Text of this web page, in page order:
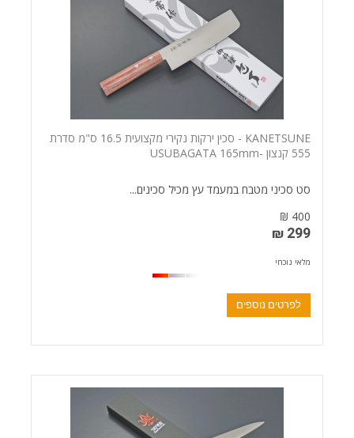
KANETSUNE - סכין ירקות נקירי מקצועית 16.5 ס"מ סדרת
555 קנצון -USUBAGATA 165mm
סט סכיני מטבח במעמד עץ מכיל סכינים...
400 ₪
299 ₪
מלאי נוכחי
לפרטים נוספים